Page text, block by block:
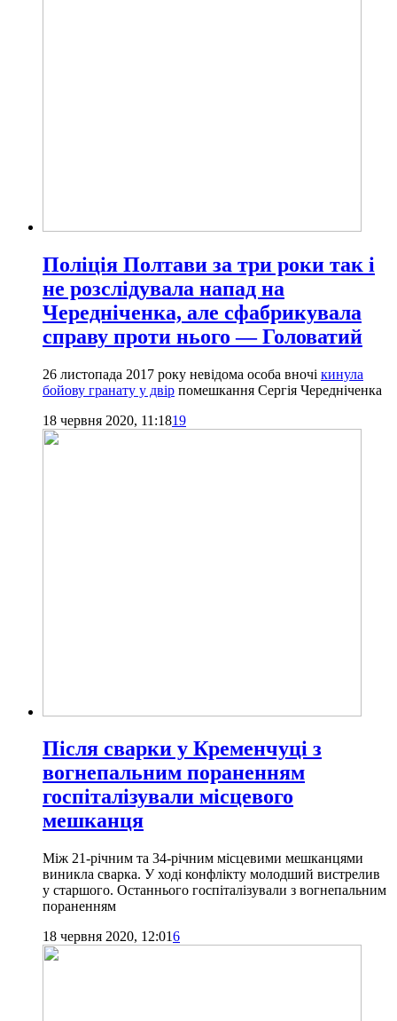
Поліція Полтави за три роки так і
не розслідувала напад на
Чередніченка, але сфабрикувала
справу проти нього — Головатий
26 листопада 2017 року невідома особа вночі кинула
бойову гранату у двір помешкання Сергія Чередніченка
18 червня 2020, 11:1819
Після сварки у Кременчуці з
вогнепальним пораненням
госпіталізували місцевого
мешканця
Між 21-річним та 34-річним місцевими мешканцями
виникла сварка. У ході конфлікту молодший вистрелив
у старшого. Останнього госпіталізували з вогнепальним
пораненням
18 червня 2020, 12:016